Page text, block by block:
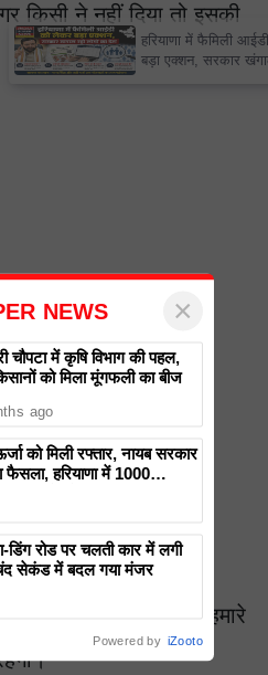
किसी ने नहीं दिया तो इसकी
हैं तो उनके लिए भी हमारे
×
हरियाणा में फैमिली आईडी को लेकर
बड़ा एक्शन, सरकार खंगाल रही लोगों
का डेटा
NEWS ×
चौपटा में कृषि विभाग की पहल,
को मिला मूंगफली का बीज
ago
को मिली रफ्तार, नायब सरकार
फैसला, हरियाणा में 1000
डिंग रोड पर चलती कार में लगी
सेकंड में बदल गया मंजर
Powered by iZooto